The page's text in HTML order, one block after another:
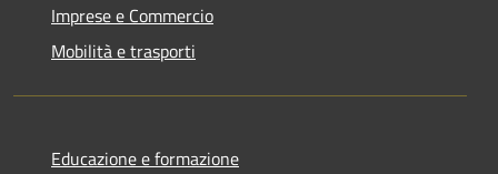
Imprese e Commercio
Mobilità e trasporti
Educazione e formazione